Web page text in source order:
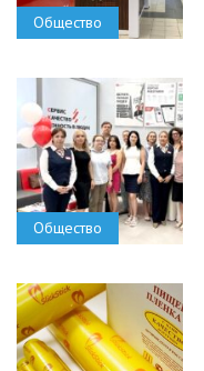
Общество
Общество